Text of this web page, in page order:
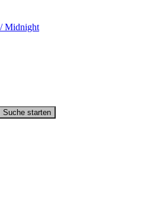
Midnight
Suche starten